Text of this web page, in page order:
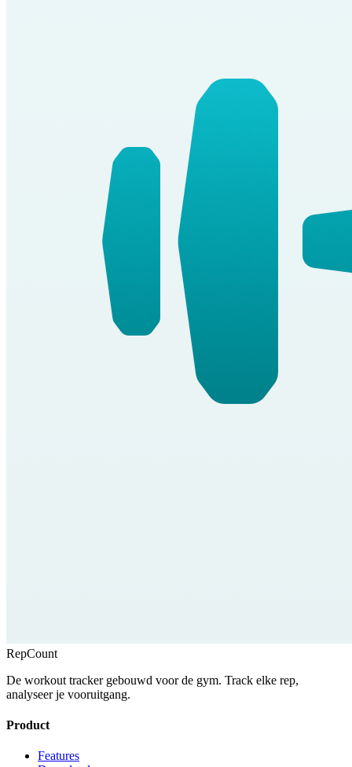
RepCount
De workout tracker gebouwd voor de gym. Track elke rep,
analyseer je vooruitgang.
Product
Features